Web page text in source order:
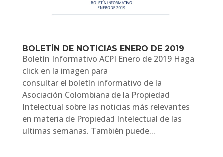
BOLETÍN DE NOTICIAS ENERO DE 2019
Boletín Informativo ACPI Enero de 2019 Haga
click en la imagen para
consultar el boletín informativo de la
Asociación Colombiana de la Propiedad
Intelectual sobre las noticias más relevantes
en materia de Propiedad Intelectual de las
ultimas semanas. También puede...